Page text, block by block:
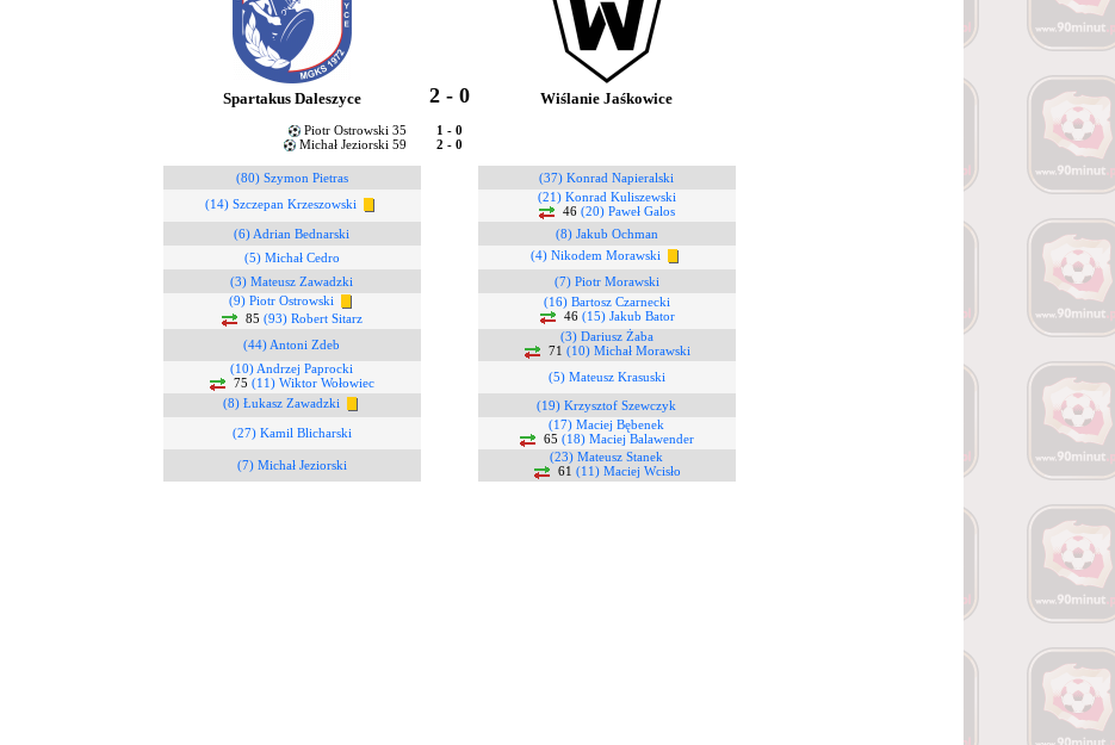
Spartakus Daleszyce 2 - 0 Wiślanie Jaśkowice
Piotr Ostrowski 35
1 - 0
Michał Jeziorski 59
2 - 0
(80) Szymon Pietras
(37) Konrad Napieralski
(14) Szczepan Krzeszowski
(21) Konrad Kuliszewski
46 (20) Paweł Galos
(6) Adrian Bednarski
(8) Jakub Ochman
(5) Michał Cedro
(4) Nikodem Morawski
(3) Mateusz Zawadzki
(7) Piotr Morawski
(9) Piotr Ostrowski
85 (93) Robert Sitarz
(16) Bartosz Czarnecki
46 (15) Jakub Bator
(44) Antoni Zdeb
(3) Dariusz Żaba
71 (10) Michał Morawski
(10) Andrzej Paprocki
75 (11) Wiktor Wołowiec
(5) Mateusz Krasuski
(8) Łukasz Zawadzki
(19) Krzysztof Szewczyk
(27) Kamil Blicharski
(17) Maciej Bębenek
65 (18) Maciej Balawender
(7) Michał Jeziorski
(23) Mateusz Stanek
61 (11) Maciej Wcisło